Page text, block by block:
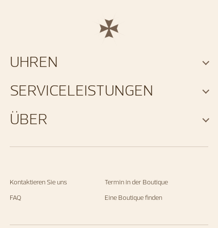
Kontaktieren Sie uns
Termin in der Boutique
FAQ
Eine Boutique finden
UHREN
SERVICELEISTUNGEN
ÜBER